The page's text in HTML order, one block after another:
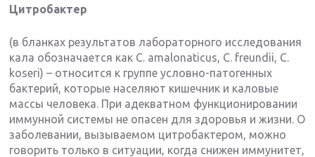
Цитробактер
(в бланках результатов лабораторного исследования
кала обозначается как C. amalonaticus, C. freundii, C.
koseri) – относится к группе условно-патогенных
бактерий, которые населяют кишечник и каловые
массы человека. При адекватном функционировании
иммунной системы не опасен для здоровья и жизни. О
заболевании, вызываемом цитробактером, можно
говорить только в ситуации, когда снижен иммунитет,